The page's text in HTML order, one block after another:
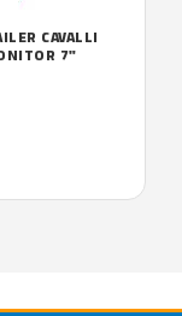
CAVALLI
7"